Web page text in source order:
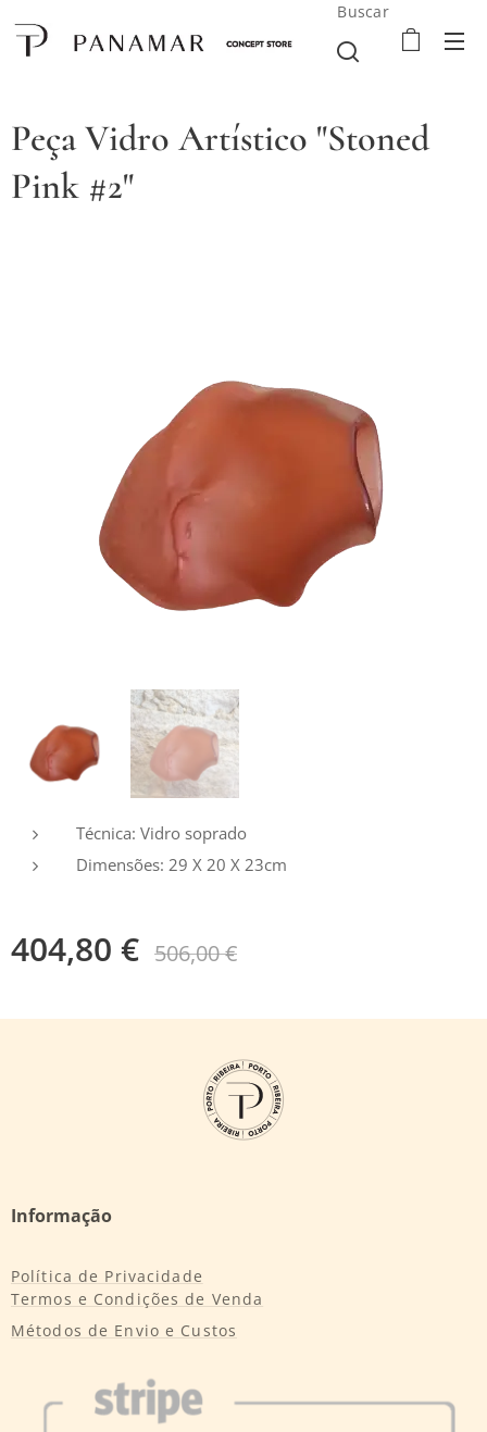
Buscar
Peça Vidro Artístico "Stoned
Pink #2"
Técnica: Vidro soprado
Dimensões: 29 X 20 X 23cm
404,80 € 506,00€
Informação
Política de Privacidade
Termos e Condições de Venda
Métodos de Envio e Custos